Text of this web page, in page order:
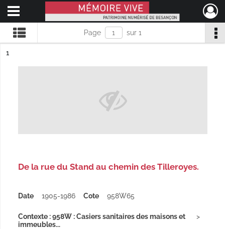
Mémoire Vive patrimoine numérisé de Besançon
Ouvrir le menu déroulant
Page sur 1
n°
1
De la rue du Stand au chemin des Tilleroyes.
Date 1905-1986 Cote 958W65
Contexte : 958W : Casiers sanitaires des maisons et
immeubles...